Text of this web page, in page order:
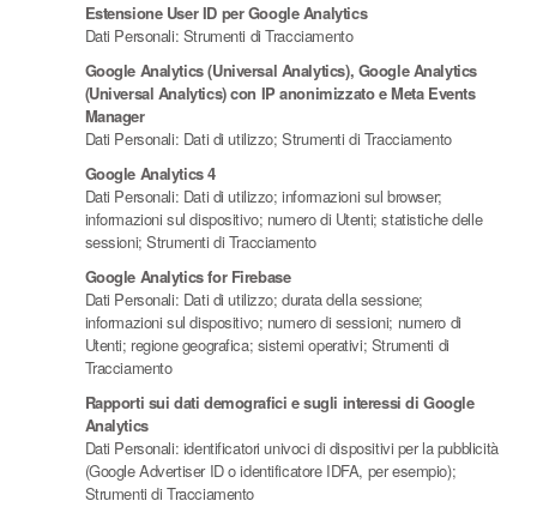
Estensione User ID per Google Analytics
Dati Personali: Strumenti di Tracciamento
Google Analytics (Universal Analytics), Google Analytics
(Universal Analytics) con IP anonimizzato e Meta Events
Manager
Dati Personali: Dati di utilizzo; Strumenti di Tracciamento
Google Analytics 4
Dati Personali: Dati di utilizzo; informazioni sul browser;
informazioni sul dispositivo; numero di Utenti; statistiche delle
sessioni; Strumenti di Tracciamento
Google Analytics for Firebase
Dati Personali: Dati di utilizzo; durata della sessione;
informazioni sul dispositivo; numero di sessioni; numero di
Utenti; regione geografica; sistemi operativi; Strumenti di
Tracciamento
Rapporti sui dati demografici e sugli interessi di Google
Analytics
Dati Personali: identificatori univoci di dispositivi per la pubblicità
(Google Advertiser ID o identificatore IDFA, per esempio);
Strumenti di Tracciamento